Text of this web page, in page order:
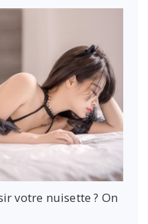
votre nuisette ? On